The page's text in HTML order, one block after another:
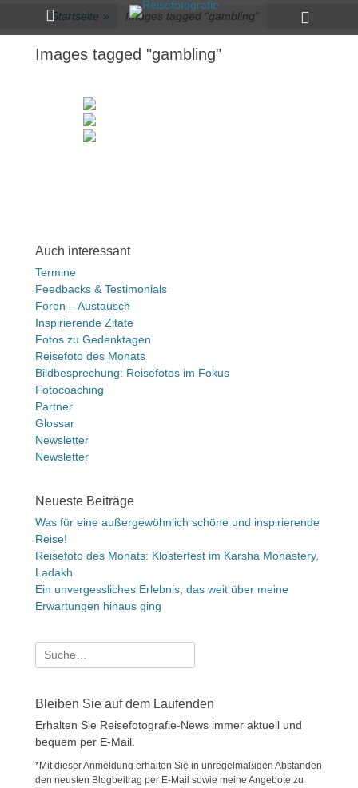
zum
Inhalt
Primärmenü
Toggle
Startseite » Images tagged "gambling"
Images tagged "gambling"
Auch interessant
Termine
Feedbacks & Testimonials
Foren – Austausch
Inspirierende Zitate
Fotos zu Gedenktagen
Reisefoto des Monats
Bildbesprechung: Reisefotos im Fokus
Fotocoaching
Partner
Glossar
Newsletter
Newsletter
Neueste Beiträge
Was für eine außergewöhnlich schöne und inspirierende
Reise!
Reisefoto des Monats: Klosterfest im Karsha Monastery,
Ladakh
Ein unvergessliches Erlebnis, das weit über meine
Erwartungen hinaus ging
Suche
nach:
Bleiben Sie auf dem Laufenden
Erhalten Sie Reisefotografie-News immer aktuell und
bequem per E-Mail.
*Mit dieser Anmeldung erhalten Sie in unregelmäßigen Abständen
den neusten Blogbeitrag per E-Mail sowie meine Angebote zu